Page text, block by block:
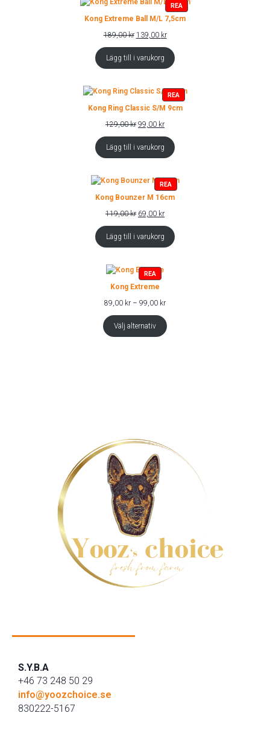
REAPRODUKTER
PÅ
REA
Kong Extreme Ball M/L 7,5cm
189,00kr Det
priset
139,00 krDet
priset
är:
Lägg till i varukorg
REAPRODUKTER
PÅ
REA
Kong Ring Classic S/M 9cm
129,00kr Det
priset
99,00 krDet
priset
är:
Lägg till i varukorg
REAPRODUKTER
PÅ
REA
Kong Bounzer M 16cm
119,00kr Det
priset
69,00 krDet
priset
är:
Lägg till i varukorg
REAPRODUKTER
PÅ
REA
Kong Extreme
89,00 kr – 99,00 krPrisintervall:
till
99,00 kr
Välj alternativ
S.Y.B.A
+46 73 248 50 29
info@yoozchoice.se
830222-5167